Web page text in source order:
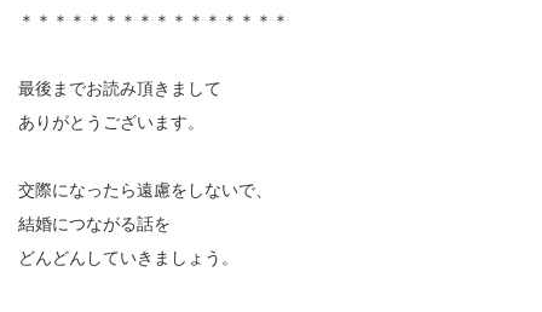
＊＊＊＊＊＊＊＊＊＊＊＊＊＊＊＊
最後までお読み頂きまして
ありがとうございます。
交際になったら遠慮をしないで、
結婚につながる話を
どんどんしていきましょう。